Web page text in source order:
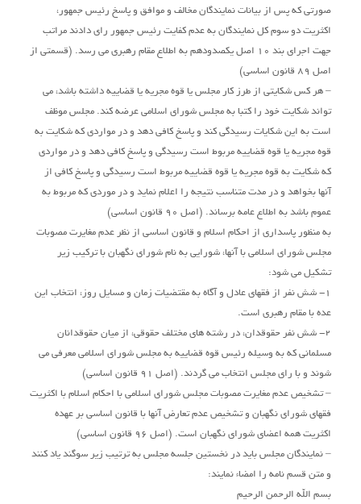
صورتی که پس از بیانات نمایندگان مخالف و موافق و پاسخ رئیس جمهور،
اکثریت دو سوم کل نمایندگان به عدم کفایت رئیس جمهور رای دادند مراتب
جهت اجرای بند 10 اصل یکصدودهم به اطلاع مقام رهبری می رسد. (قسمتی از
اصل 89 قانون اساسی)
– هر کس شکایتی از طرز کار مجلس یا قوه مجریه یا قضاییه داشته باشد، می
تواند شکایت خود را کتبا به مجلس شورای اسلامی عرضه کند. مجلس موظف
است به این شکایات رسیدگی کند و پاسخ کافی دهد و در مواردی که شکایت به
قوه مجریه یا قوه قضاییه مربوط است رسیدگی و پاسخ کافی دهد و در مواردی
که شکایت به قوه مجریه یا قوه قضاییه مربوط است رسیدگی و پاسخ کافی از
آنها بخواهد و در مدت متناسب نتیجه را اعلام نماید و در موردی که مربوط به
عموم باشد به اطلاع عامه برساند. (اصل 90 قانون اساسی)
به منظور پاسداری از احکام اسلام و قانون اساسی از نظر عدم مغایرت مصوبات
مجلس شورای اسلامی با آنها، شورایی به نام شورای نگهبان با ترکیب زیر
تشکیل می شود:
1- شش نفر از فقهای عادل و آگاه به مقتضیات زمان و مسایل روز، انتخاب این
عده با مقام رهبری است.
2- شش نفر حقوقدان، در رشته های مختلف حقوقی، از میان حقوقدانان
مسلمانی که به وسیله رئیس قوه قضاییه به مجلس شورای اسلامی معرفی می
شوند و با رای مجلس انتخاب می گردند. (اصل 91 قانون اساسی)
– تشخیص عدم مغایرت مصوبات مجلس شورای اسلامی با احکام اسلام با اکثریت
فقهای شورای نگهبان و تشخیص عدم تعارض آنها با قانون اساسی بر عهده
اکثریت همه اعضای شورای نگهبان است. (اصل 96 قانون اساسی)
– نمایندگان مجلس باید در نخستین جلسه مجلس به ترتیب زیر سوگند یاد کنند
و متن قسم نامه را امضاء نمایند:
بسم الله الرحمن الرحیم